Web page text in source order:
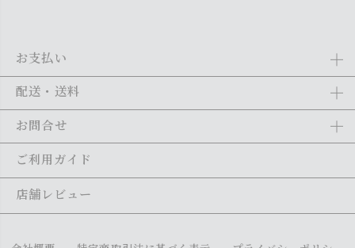
Amazon Pay、クレジットカード、代金引換、あと払い(ペイディ)、銀
い。
全商品送料無料
状況によって、多少前後する場合がございます。詳しくは
お問合せ
メール：shopping@monogallery.jp
メールの返信につきましては、1～2営業日以内にさせていただいてお
ります。